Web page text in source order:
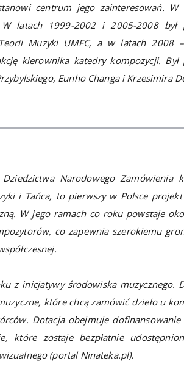
centrum jego zainteresowań. W
W latach 1999-2002 i 2005-2008 był
Muzyki UMFC, a w latach 2008
kierownika katedry kompozycji.
Eunho Changa i Krzesimira
Narodowego Zamówienia
i Tańca, to pierwszy w Polsce
W jego ramach co roku powstaje
co zapewnia szerokiemu
z inicjatywy środowiska muzycznego.
które chcą zamówić dzieło u
Dotacja obejmuje
które zostaje bezpłatnie
(portal Ninateka.pl).